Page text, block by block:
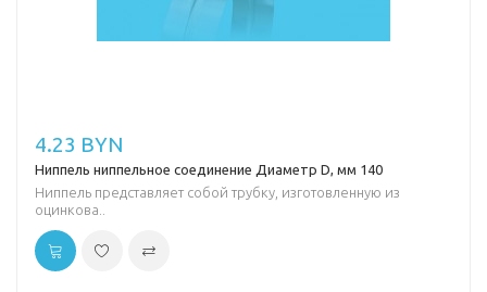
4.23 BYN
Ниппель ниппельное соединение Диаметр D, мм 140
Ниппель представляет собой трубку, изготовленную из
оцинкова..